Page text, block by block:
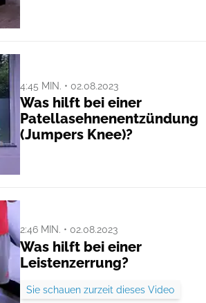
4:45 MIN. • 02.08.2023
Was hilft bei einer
Patellasehnenentzündung
(Jumpers Knee)?
2:46 MIN. • 02.08.2023
Was hilft bei einer
Leistenzerrung?
Sie schauen zurzeit dieses Video